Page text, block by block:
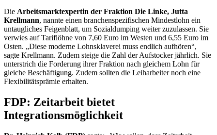
Die Arbeitsmarktexpertin der Fraktion Die Linke, Jutta
Krellmann, nannte einen branchenspezifischen Mindestlohn ein
untaugliches Feigenblatt, um Sozialdumping weiter zuzulassen. Sie
verwies auf Tariflöhne von 7,60 Euro im Westen und 6,55 Euro im
Osten. „Diese moderne Lohnsklaverei muss endlich aufhören“,
sagte Krellmann. Zudem steige die Zahl der Aufstocker jährlich. Sie
unterstrich die Forderung ihrer Fraktion nach gleichem Lohn für
gleiche Beschäftigung. Zudem sollten die Leiharbeiter noch eine
Flexibilitätsprämie erhalten.
FDP: Zeitarbeit bietet
Integrationsmöglichkeit